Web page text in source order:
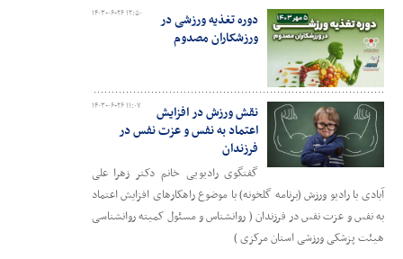
۱۴۰۳-۰۶-۲۶ ۱۲:۵۰
دوره تغذیه ورزشی در
ورزشکاران مصدوم
۱۴۰۳-۰۶-۲۶ ۱۱:۰۷
نقش ورزش در افزایش
اعتماد به نفس و عزت نفس در
فرزندان
گفتگوی رادیویی خانم دکتر زهرا علی
آبادی با رادیو ورزش (برنامه گلخونه) با موضوع راهکارهای افزایش اعتماد
به نفس و عزت نفس در فرزندان ( روانشناس و مسئول کمیته روانشناسی
هیئت پزشکی ورزشی استان مرکزی )